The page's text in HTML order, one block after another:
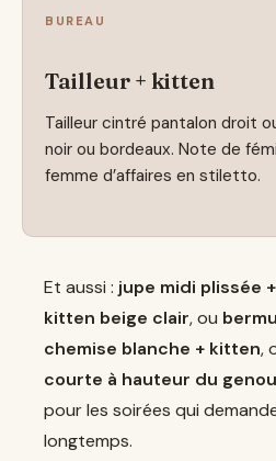
BUREAU
Tailleur + kitten
Tailleur cintré pantalon droit
noir ou bordeaux. Note de
femme d’affaires en stiletto.
Et aussi : jupe midi plissée
kitten beige clair, ou
chemise blanche + kitten,
courte à hauteur du
pour les soirées qui
longtemps.